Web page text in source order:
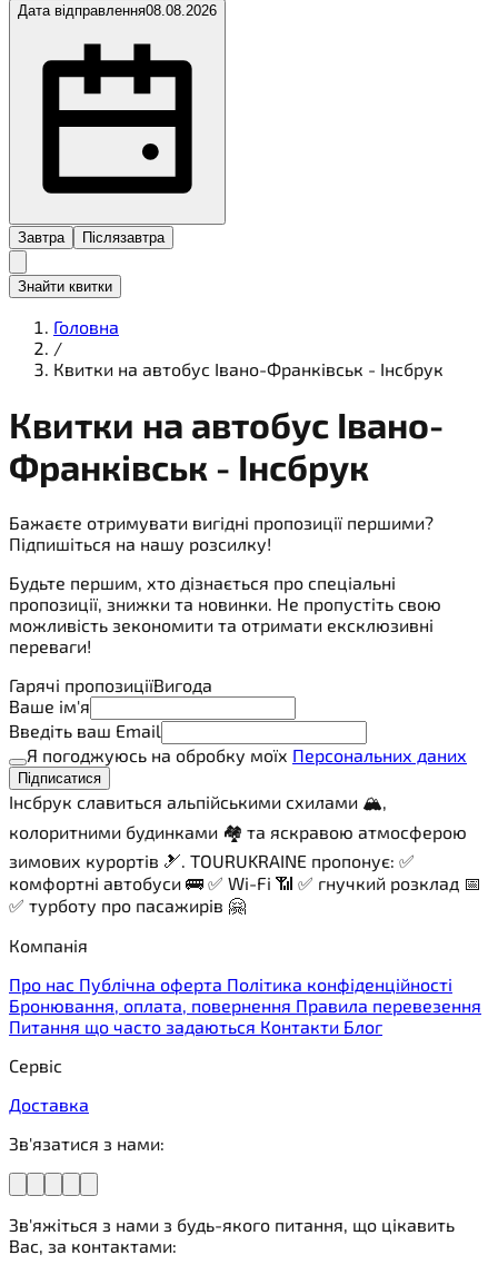
Дата відправлення08.08.2026
Завтра Післязавтра
Знайти квитки
Головна
/
Квитки на автобус Івано-Франківськ - Інсбрук
Квитки на автобус Івано-
Франківськ - Інсбрук
Бажаєте отримувати вигідні пропозиції першими?
Підпишіться на нашу розсилку!
Будьте першим, хто дізнається про спеціальні
пропозиції, знижки та новинки. Не пропустіть свою
можливість зекономити та отримати ексклюзивні
переваги!
Гарячі пропозиціїВигода
Ваше ім'я
Введіть ваш Email
Я погоджуюсь на обробку моїх Персональних даних
Підписатися
Інсбрук славиться альпійськими схилами 🏔️,
колоритними будинками 🏘️ та яскравою атмосферою
зимових курортів 🎿. TOURUKRAINE пропонує: ✅
комфортні автобуси 🚌 ✅ Wi-Fi 📶 ✅ гнучкий розклад 📅
✅ турботу про пасажирів 🤗
Компанія
Про нас Публічна оферта Політика конфіденційності
Бронювання, оплата, повернення Правила перевезення
Питання що часто задаються Контакти Блог
Сервіс
Доставка
Зв'язатися з нами:
Зв'яжіться з нами з будь-якого питання, що цікавить
Вас, за контактами: